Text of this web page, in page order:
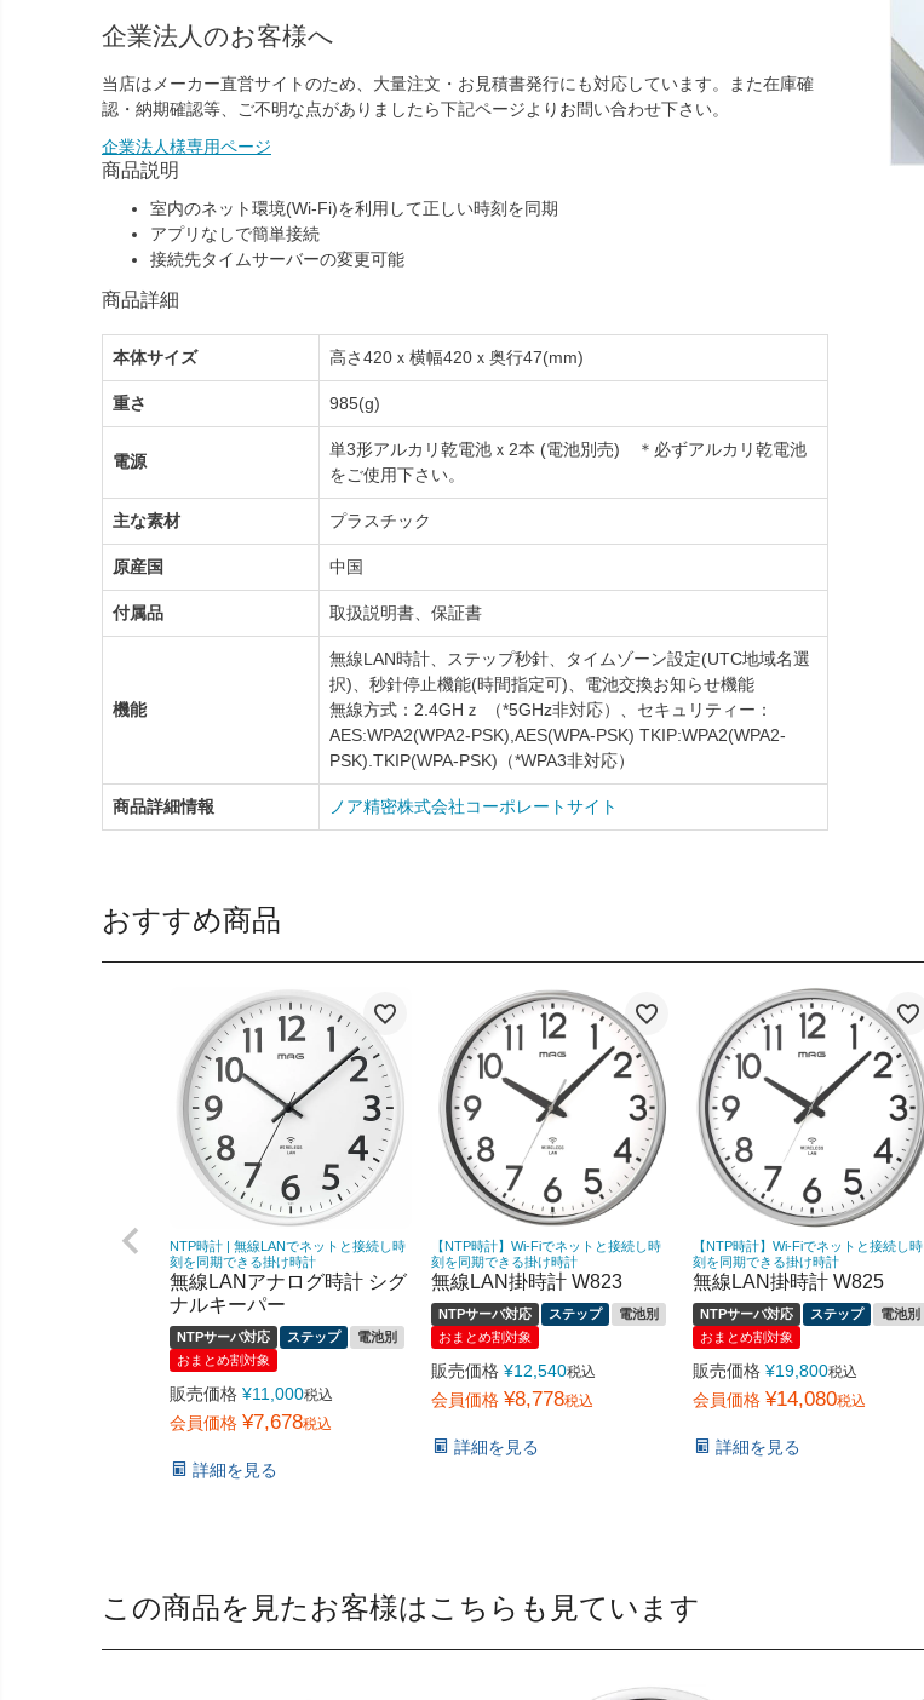
企業法人のお客様へ
当店はメーカー直営サイトのため、大量注文・お見積書発行にも対応しています。また在庫確
認・納期確認等、ご不明な点がありましたら下記ページよりお問い合わせ下さい。
企業法人様専用ページ
商品説明
室内のネット環境(Wi-Fi)を利用して正しい時刻を同期
アプリなしで簡単接続
接続先タイムサーバーの変更可能
商品詳細
本体サイズ 高さ420ｘ横幅420ｘ奥行47(mm)
重さ 985(g)
電源
単3形アルカリ乾電池ｘ2本 (電池別売) ＊必ずアルカリ乾電池
をご使用下さい。
主な素材 プラスチック
原産国 中国
付属品 取扱説明書、保証書
機能
無線LAN時計、ステップ秒針、タイムゾーン設定(UTC地域名選
択)、秒針停止機能(時間指定可)、電池交換お知らせ機能
無線方式：2.4GHｚ （*5GHz非対応）、セキュリティー：
AES:WPA2(WPA2-PSK),AES(WPA-PSK) TKIP:WPA2(WPA2-
PSK).TKIP(WPA-PSK)（*WPA3非対応）
商品詳細情報 ノア精密株式会社コーポレートサイト
おすすめ商品
NTP時計 | 無線LANでネットと接続し時
刻を同期できる掛け時計
無線LANアナログ時計 シグ
ナルキーパー
NTPサーバ対応 ステップ
電池別
おまとめ割対象
販売価格 ¥11,000税込
会員価格 ¥7,678税込
詳細を見る
【NTP時計】Wi-Fiでネットと接続し時
刻を同期できる掛け時計
無線LAN掛時計 W823
NTPサーバ対応 ステップ
電池別
おまとめ割対象
販売価格 ¥12,540税込
会員価格 ¥8,778税込
詳細を見る
【NTP時計】Wi-Fiでネットと接続し時
刻を同期できる掛け時計
無線LAN掛時計 W825
NTPサーバ対応 ステップ
電池別
おまとめ割対象
販売価格 ¥19,800税込
会員価格 ¥14,080税込
詳細を見る
この商品を見たお客様はこちらも見ています